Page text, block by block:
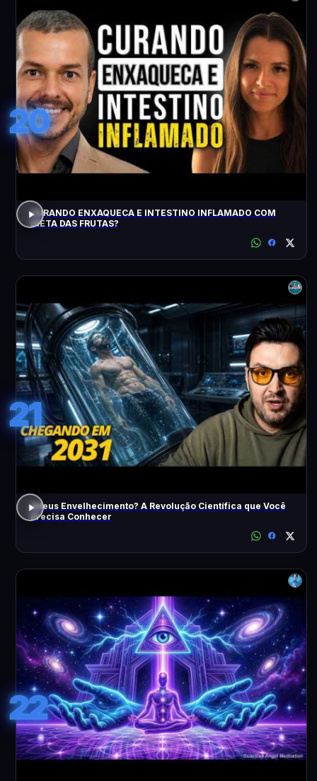
20
CURANDO ENXAQUECA E INTESTINO INFLAMADO COM
DIETA DAS FRUTAS?
21
Adeus Envelhecimento? A Revolução Científica que Você
Precisa Conhecer
22